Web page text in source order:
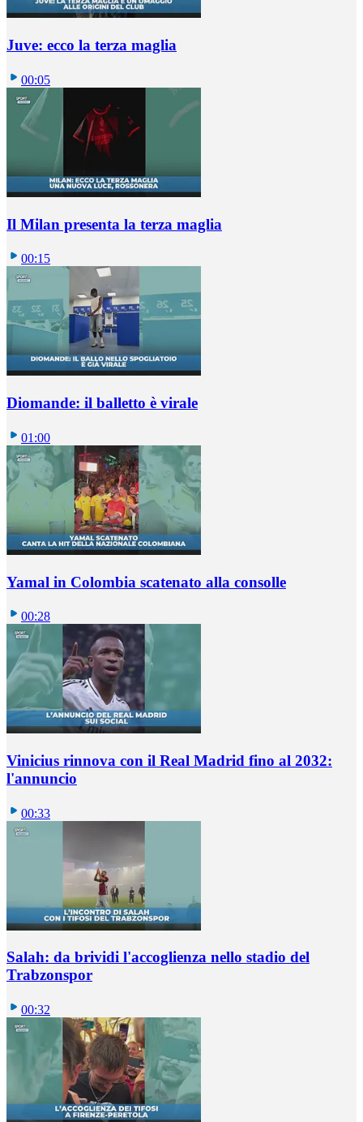
Juve: ecco la terza maglia
00:05
Il Milan presenta la terza maglia
00:15
Diomande: il balletto è virale
01:00
Yamal in Colombia scatenato alla consolle
00:28
Vinicius rinnova con il Real Madrid fino al 2032:
l'annuncio
00:33
Salah: da brividi l'accoglienza nello stadio del
Trabzonspor
00:32